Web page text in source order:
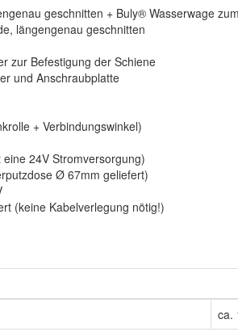
geschnitten + Buly® Wasserwage
längengenau geschnitten
zur Befestigung der Schiene
und Anschraubplatte
+ Verbindungswinkel)
24V Stromversorgung)
Ø 67mm geliefert)
(keine Kabelverlegung nötig!)
ca.